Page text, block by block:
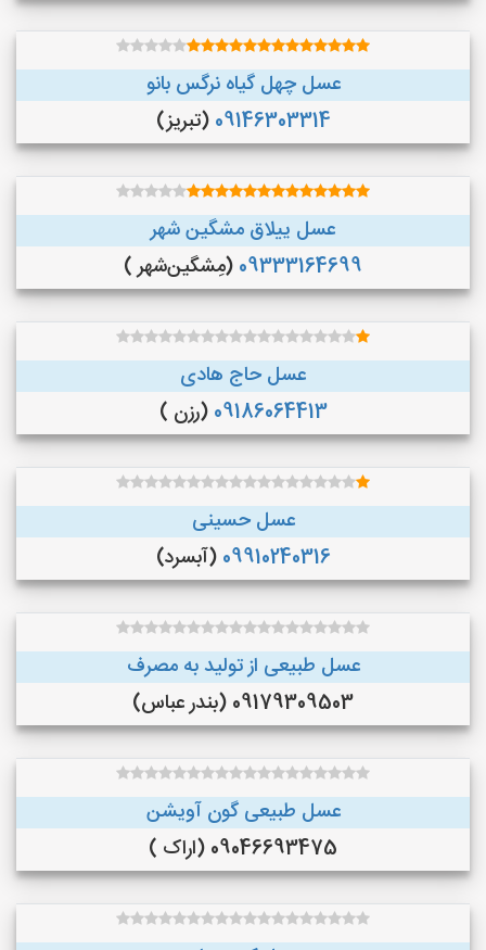
عسل چهل گیاه نرگس بانو
09146303314 (تبریز)
عسل ییلاق مشگین شهر
09333164699 (مِشگین‌شهر )
عسل حاج هادی
09186064413 (رزن )
عسل حسینی
09910240316 (آبسرد)
عسل طبیعی از تولید به مصرف
09179309503 (بندر عباس)
عسل طبیعی گون آویشن
09046693475 (اراک )